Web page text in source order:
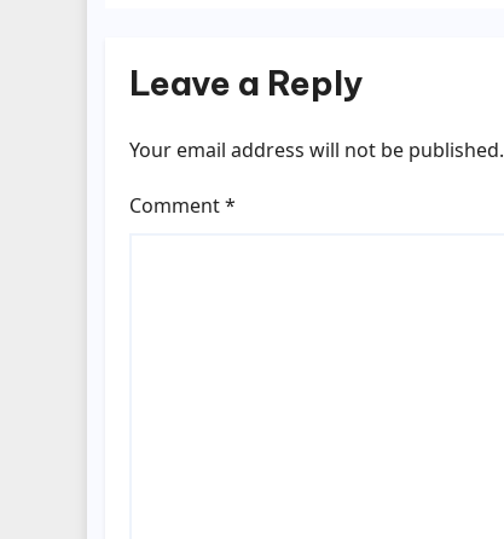
Leave a Reply
Your email address will not be published.
Comment*